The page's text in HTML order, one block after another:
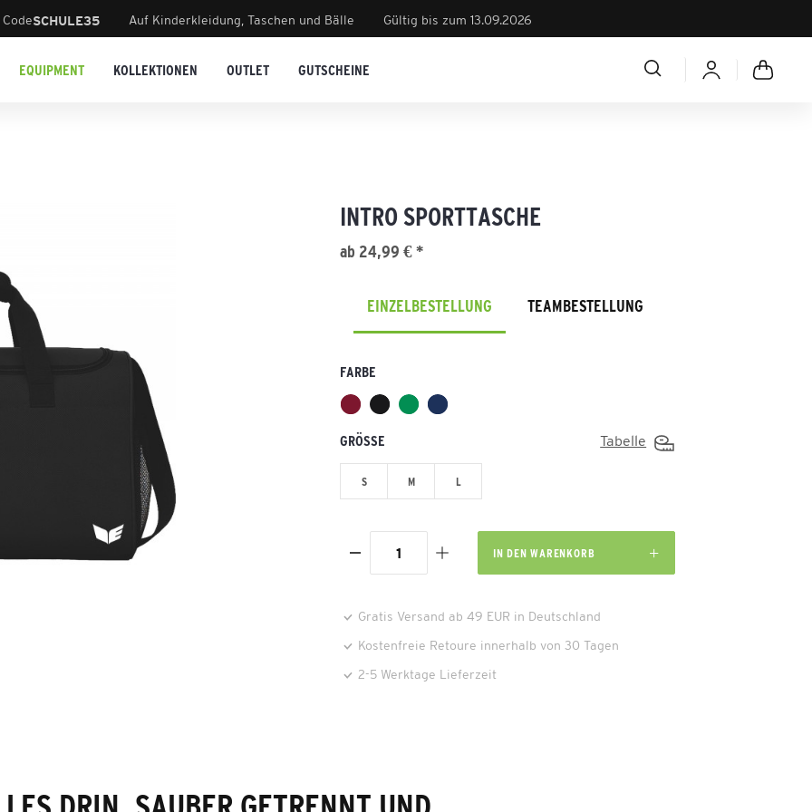
SCHULE35 Auf Kinderkleidung, Taschen und Bälle Gültig bis zum 13.09.2026
EQUIPMENT KOLLEKTIONEN OUTLET GUTSCHEINE
INTRO SPORTTASCHE
ab 24,99 € *
EINZELBESTELLUNG TEAMBESTELLUNG
FARBE
GRÖSSE Tabelle
S M L
IN DEN WARENKORB
Gratis Versand ab 49 EUR in Deutschland
Kostenfreie Retoure innerhalb von 30 Tagen
2-5 Werktage Lieferzeit